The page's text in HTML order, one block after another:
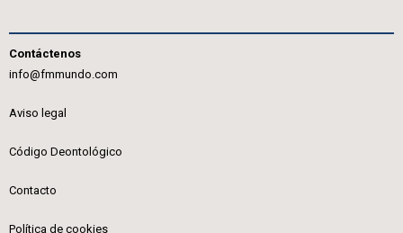
Contáctenos
info@fmmundo.com
Aviso legal
Código Deontológico
Contacto
Política de cookies